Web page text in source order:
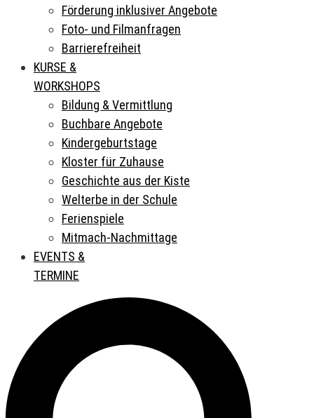
Förderung inklusiver Angebote
Foto- und Filmanfragen
Barrierefreiheit
KURSE &
WORKSHOPS
Bildung & Vermittlung
Buchbare Angebote
Kindergeburtstage
Kloster für Zuhause
Geschichte aus der Kiste
Welterbe in der Schule
Ferienspiele
Mitmach-Nachmittage
EVENTS &
TERMINE